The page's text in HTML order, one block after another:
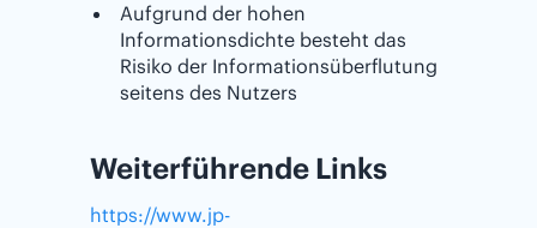
Aufgrund der hohen
Informationsdichte besteht das
Risiko der Informationsüberflutung
seitens des Nutzers
Weiterführende Links
https://www.jp-